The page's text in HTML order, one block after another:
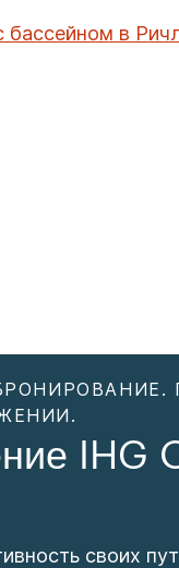
бассейном в
IHG
своих